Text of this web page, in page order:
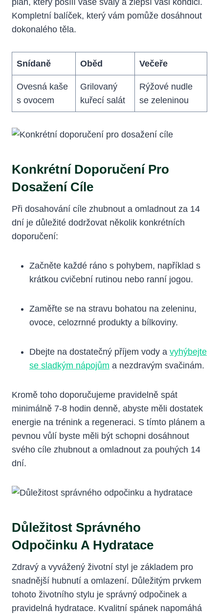
Kompletní balíček, který ⁢vám pomůže dosáhnout
dokonalého těla.
Snídaně Oběd Večeře
Ovesná kaše
s ⁢ovocem
Grilovaný
kuřecí salát
Rýžové nudle
se zeleninou
Konkrétní Doporučení Pro
Dosažení Cíle
Při dosahování cíle zhubnout a omladnout ​za 14
dní je důležité dodržovat několik⁤ konkrétních
doporučení:
Začněte každé ráno ⁤s pohybem, například s
krátkou cvičební rutinou nebo⁢ ranní jogou.
Zaměřte se na stravu bohatou na ​zeleninu,
ovoce, celozrnné produkty a bílkoviny.
Dbejte na dostatečný příjem vody a vyhýbejte
se sladkým nápojům a ⁤nezdravým svačinám.
Kromě toho doporučujeme pravidelně spát
minimálně 7-8 hodin denně,⁣ abyste měli dostatek
energie na trénink a regeneraci. S⁢ tímto plánem ​a
pevnou vůlí byste měli ​být schopni dosáhnout
svého cíle zhubnout a omladnout za pouhých 14‍
dní.
Důležitost Správného
Odpočinku A Hydratace
Zdravý a vyvážený ⁤životní styl je základem pro
snadnější hubnutí a omlazení. Důležitým prvkem
tohoto životního stylu je ‌správný odpočinek a
pravidelná hydratace. Kvalitní spánek napomáhá